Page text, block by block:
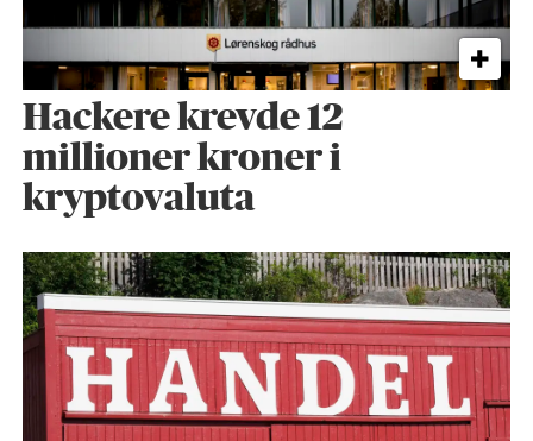
Hackere krevde 12
millioner kroner i
kryptovaluta